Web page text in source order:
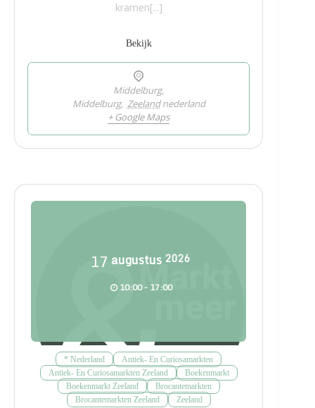
kramen[...]
Bekijk
Middelburg,
Middelburg, Zeeland nederland
+ Google Maps
17 augustus 2026
10:00 - 17:00
* Nederland
Antiek- En Curiosamarkten
Antiek- En Curiosamarkten Zeeland
Boekenmarkt
Boekenmarkt Zeeland
Brocantemarkten
Brocantemarkten Zeeland
Zeeland